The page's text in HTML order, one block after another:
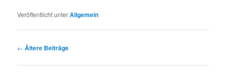
Veröffentlicht unterAllgemein
Beitragsnavigation
← Ältere Beiträge